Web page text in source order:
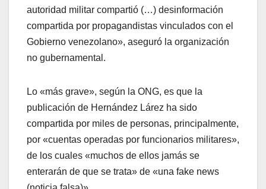
autoridad militar compartió (…) desinformación
compartida por propagandistas vinculados con el
Gobierno venezolano», aseguró la organización
no gubernamental.
Lo «más grave», según la ONG, es que la
publicación de Hernández Lárez ha sido
compartida por miles de personas, principalmente,
por «cuentas operadas por funcionarios militares»,
de los cuales «muchos de ellos jamás se
enterarán de que se trata» de «una fake news